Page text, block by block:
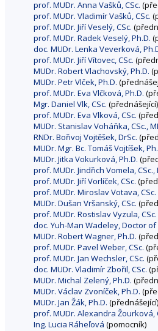
prof. MUDr. Anna Vašků, CSc.
prof. MUDr. Vladimír Vašků, CSc.
prof. MUDr. Jiří Veselý, CSc.
prof. MUDr. Radek Veselý, Ph.D.
doc. MUDr. Lenka Veverková,
prof. MUDr. Jiří Vítovec, CSc.
MUDr. Robert Vlachovský, Ph.D.
MUDr. Petr Vlček, Ph.D.
prof. MUDr. Eva Vlčková, Ph.D.
Mgr. Daniel Vlk, CSc. (přednášející)
prof. MUDr. Eva Vlková, CSc.
MUDr. Stanislav Voháňka, CSc.,
RNDr. Bořivoj Vojtěšek, DrSc.
MUDr. Mgr. Bc. Tomáš Vojtíšek,
MUDr. Jitka Vokurková, Ph.D.
prof. MUDr. Jindřich Vomela, CSc.,
prof. MUDr. Jiří Vorlíček, CSc.
prof. MUDr. Miroslav Votava, CSc.
MUDr. Dušan Vršanský, CSc.
prof. MUDr. Rostislav Vyzula, CSc.
doc. Yuh-Man Wadeley, Doctor
MUDr. Robert Wagner, Ph.D.
prof. MUDr. Pavel Weber, CSc.
prof. MUDr. Jan Wechsler, CSc.
doc. MUDr. Vladimír Zbořil, CSc.
MUDr. Michal Zelený, Ph.D.
MUDr. Václav Zvoníček, Ph.D.
MUDr. Jan Žák, Ph.D. (přednášející)
prof. MUDr. Alexandra Žourková,
Ing. Lucia Ráheľová (pomocník)